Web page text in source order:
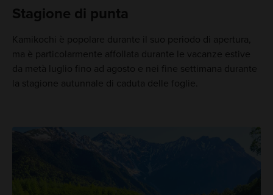
Stagione di punta
Kamikochi è popolare durante il suo periodo di apertura,
ma è particolarmente affollata durante le vacanze estive
da metà luglio fino ad agosto e nei fine settimana durante
la stagione autunnale di caduta delle foglie.